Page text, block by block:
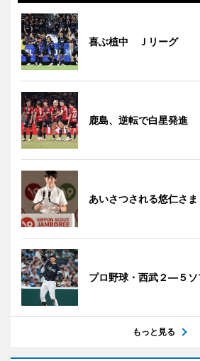
喜ぶ植中 Ｊリーグ
鹿島、逆転で白星発進
あいさつされる悠仁さま
プロ野球・西武２―５ソ
もっと見る